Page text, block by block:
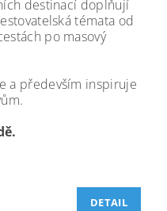
destinací doplňují
témata od
po masový
a především inspiruje
DETAIL